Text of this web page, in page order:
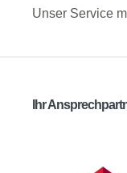
Unser Service
Ihr